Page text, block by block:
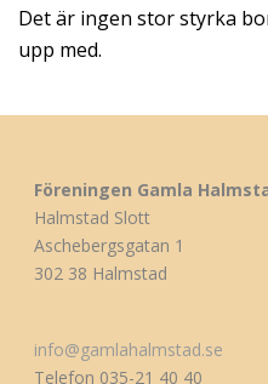
Det är ingen stor styrka
upp med.
Föreningen Gamla
Halmstad Slott
Aschebergsgatan 1
302 38 Halmstad
info@gamlahalmstad.se
Telefon 035-21 40 40